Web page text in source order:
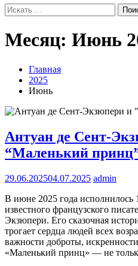
Search
for:
Месяц: Июнь
Главная
2025
Июнь
Антуан де Сент-
“Маленький
29.06.202504.07.2025 admin
В июне 2025 года исполнилось
известного французского
Экзюпери. Его сказочная
трогает сердца людей всех
важности доброты,
«Маленький принц» — не